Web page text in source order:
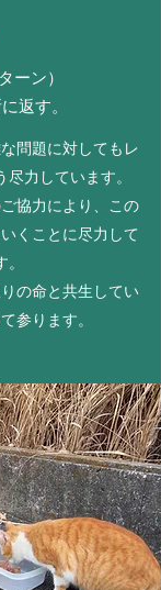
ーン）
返す。
問題に対してもレ
力しています。
協力により、この
くことに尽力して
の命と共生してい
参ります。